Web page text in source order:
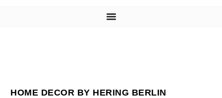
HOME DECOR BY HERING BERLIN